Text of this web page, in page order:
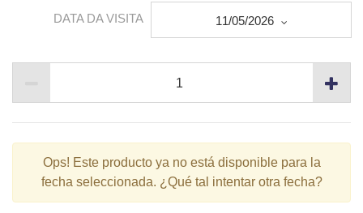
DATA DA VISITA 11/05/2026
Ops! Este producto ya no está disponible para la
fecha seleccionada. ¿Qué tal intentar otra fecha?